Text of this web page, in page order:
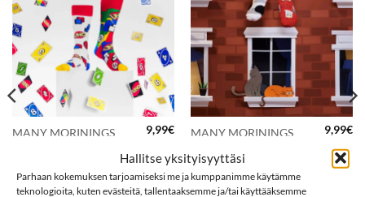
Hallitse yksityisyyttäsi
Parhaan kokemuksen tarjoamiseksi me ja kumppanimme käytämme
teknologioita, kuten evästeitä, tallentaaksemme ja/tai käyttääksemme
SUOSIKKEIHIN
MANY MORININGS
9,99€
SUOSIKKEIHIN
MANY MORININGS
ERIPARISUKAT, City
Cat
9,99€